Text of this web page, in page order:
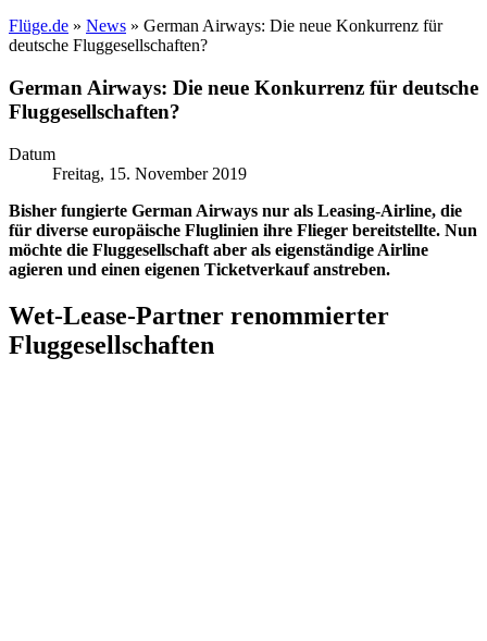
Flüge.de » News » German Airways: Die neue Konkurrenz für
deutsche Fluggesellschaften?
German Airways: Die neue Konkurrenz für deutsche
Fluggesellschaften?
Datum
Freitag, 15. November 2019
Bisher fungierte German Airways nur als Leasing-Airline, die
für diverse europäische Fluglinien ihre Flieger bereitstellte. Nun
möchte die Fluggesellschaft aber als eigenständige Airline
agieren und einen eigenen Ticketverkauf anstreben.
Wet-Lease-Partner renommierter
Fluggesellschaften